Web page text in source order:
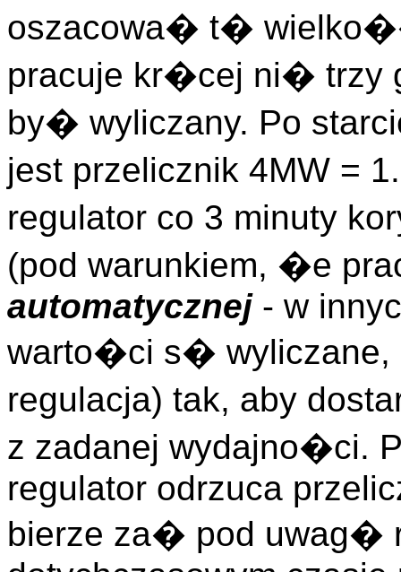
oszacowa� t�
pracuje kr�cej ni� trzy
by� wyliczany. Po
jest przelicznik 4MW =
regulator co 3 minuty
(pod warunkiem, �e
automatycznej- w
warto�ci s� wyliczane,
regulacja) tak, aby
z zadanej wydajno�ci.
regulator odrzuca
bierze za� pod uwag�